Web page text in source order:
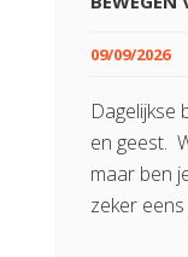
09/09/2026
Dagelijkse
en geest.
maar ben
zeker